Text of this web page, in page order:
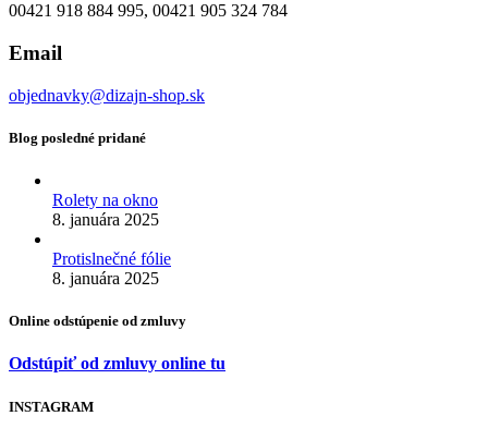
00421 918 884 995, 00421 905 324 784
Email
objednavky@dizajn-shop.sk
Blog posledné pridané
Rolety na okno
8. januára 2025
Protislnečné fólie
8. januára 2025
Online odstúpenie od zmluvy
Odstúpiť od zmluvy online tu
INSTAGRAM